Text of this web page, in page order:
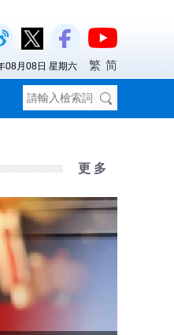
08月08日 星期六 繁 简
更 多